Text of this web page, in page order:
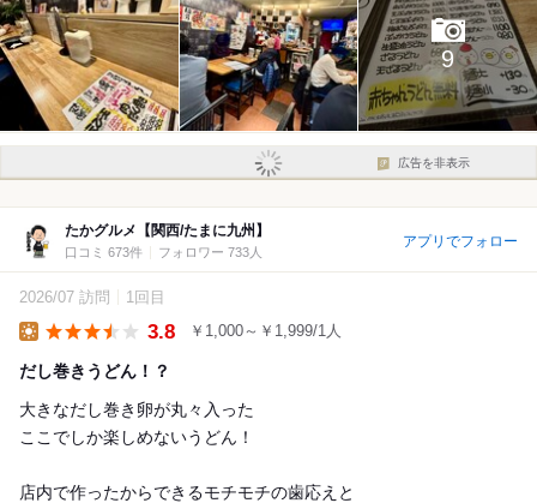
9
広告を非表示
たかグルメ【関西/たまに九州】
口コミ 673件 フォロワー 733人
アプリでフォロー
2026/07 訪問 1回目
3.8 ￥1,000～￥1,999/1人
だし巻きうどん！？
大きなだし巻き卵が丸々入った
ここでしか楽しめないうどん！
店内で作ったからできるモチモチの歯応えと